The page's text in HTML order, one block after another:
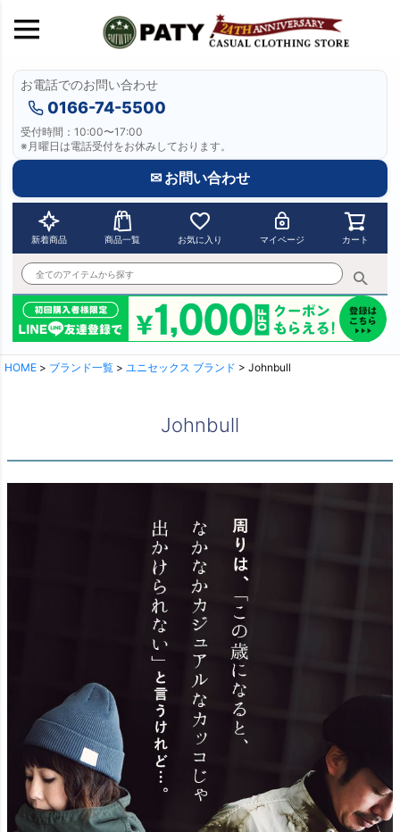
お電話でのお問い合わせ
0166-74-5500
受付時間：10:00〜17:00
※月曜日は電話受付をお休みしております。
✉ お問い合わせ
新着商品 商品一覧 お気に入り マイページ カート
HOME ブランド一覧 ユニセックス ブランド Johnbull
Johnbull